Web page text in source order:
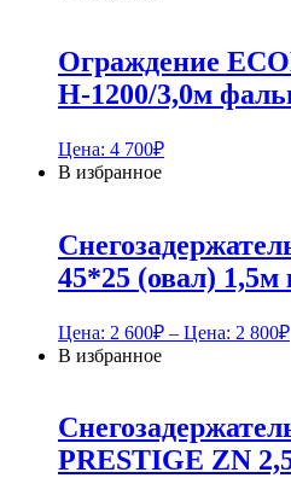
Ограждение
H-1200/3,0м
Цена: 4 700₽
В избранное
45*25 (овал) 1,5м
Цена: 2 600₽ – Цена: 2 800₽
В избранное
PRESTIGE ZN